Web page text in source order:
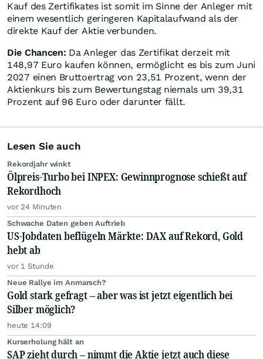
Kauf des Zertifikates ist somit im Sinne der Anleger mit
einem wesentlich geringeren Kapitalaufwand als der
direkte Kauf der Aktie verbunden.
Die Chancen: Da Anleger das Zertifikat derzeit mit
148,97 Euro kaufen können, ermöglicht es bis zum Juni
2027 einen Bruttoertrag von 23,51 Prozent, wenn der
Aktienkurs bis zum Bewertungstag niemals um 39,31
Prozent auf 96 Euro oder darunter fällt.
Lesen Sie auch
Rekordjahr winkt
Ölpreis-Turbo bei INPEX: Gewinnprognose schießt auf
Rekordhoch
vor 24 Minuten
Schwache Daten geben Auftrieb
US-Jobdaten beflügeln Märkte: DAX auf Rekord, Gold
hebt ab
vor 1 Stunde
Neue Rallye im Anmarsch?
Gold stark gefragt – aber was ist jetzt eigentlich bei
Silber möglich?
heute 14:09
Kurserholung hält an
SAP zieht durch – nimmt die Aktie jetzt auch diese